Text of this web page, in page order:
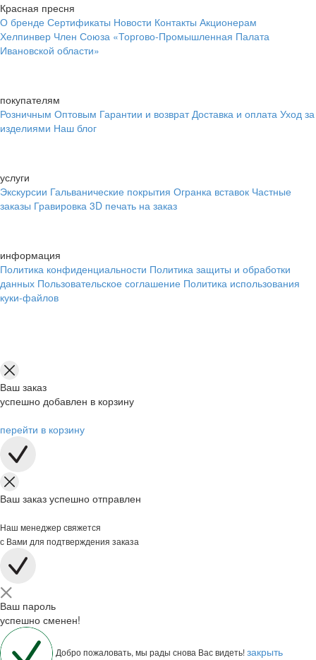
Красная пресня
О бренде Сертификаты Новости Контакты Акционерам
Хелпинвер Член Союза «Торгово-Промышленная Палата
Ивановской области»
покупателям
Розничным Оптовым Гарантии и возврат Доставка и оплата Уход за
изделиями Наш блог
услуги
Экскурсии Гальванические покрытия Огранка вставок Частные
заказы Гравировка 3D печать на заказ
информация
Политика конфиденциальности Политика защиты и обработки
данных Пользовательское соглашение Политика использования
куки-файлов
Ваш заказ
успешно добавлен в корзину
перейти в корзину
Ваш заказ успешно отправлен
Наш менеджер свяжется
с Вами для подтверждения заказа
Ваш пароль
успешно сменен!
Добро пожаловать, мы рады снова Вас видеть!закрыть